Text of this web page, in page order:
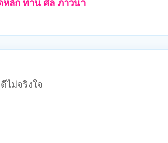
ลัก ทาน ศีล ภาวนา
ไม่จริงใจ